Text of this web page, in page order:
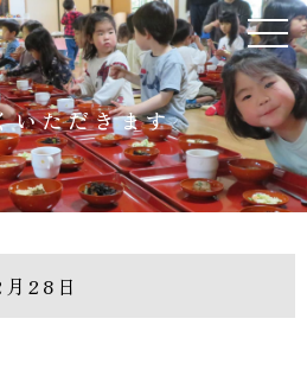
いただきます
28日